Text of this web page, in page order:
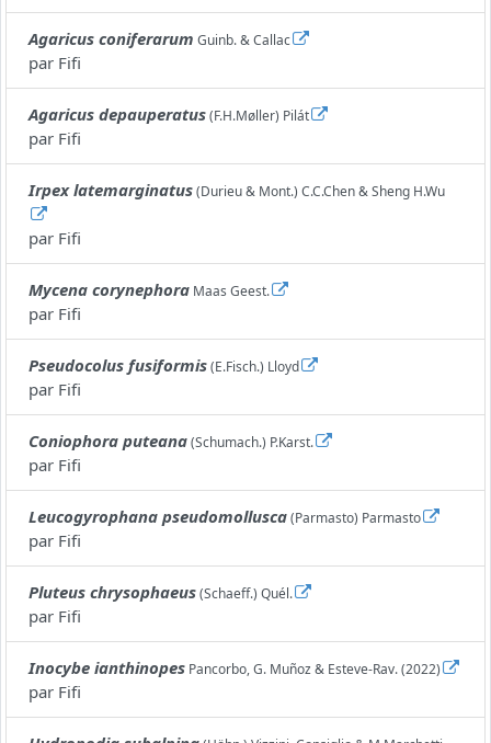
Agaricus coniferarum Guinb. & Callac
par Fifi
Agaricus depauperatus(F.H.Møller) Pilát
par Fifi
Irpex latemarginatus(Durieu & Mont.) C.C.Chen & Sheng H.Wu
par Fifi
Mycena corynephora Maas Geest.
par Fifi
Pseudocolus fusiformis(E.Fisch.) Lloyd
par Fifi
Coniophora puteana(Schumach.) P.Karst.
par Fifi
Leucogyrophana pseudomollusca(Parmasto) Parmasto
par Fifi
Pluteus chrysophaeus(Schaeff.) Quél.
par Fifi
Inocybe ianthinopes Pancorbo, G. Muñoz & Esteve-Rav. (2022)
par Fifi